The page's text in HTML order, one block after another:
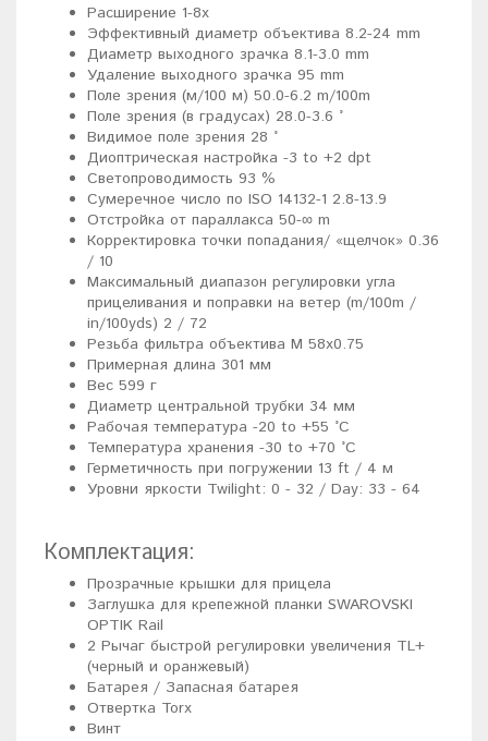
Расширение 1-8x
Эффективный диаметр объектива 8.2-24 mm
Диаметр выходного зрачка 8.1-3.0 mm
Удаление выходного зрачка 95 mm
Поле зрения (м/100 м) 50.0-6.2 m/100m
Поле зрения (в градусах) 28.0-3.6 °
Видимое поле зрения 28 °
Диоптрическая настройка -3 to +2 dpt
Светопроводимость 93 %
Сумеречное число по ISO 14132-1 2.8-13.9
Отстройка от параллакса 50-∞ m
Корректировка точки попадания/ «щелчок» 0.36
/ 10
Максимальный диапазон регулировки угла
прицеливания и поправки на ветер (m/100m /
in/100yds) 2 / 72
Резьба фильтра объектива M 58x0.75
Примерная длина 301 мм
Вес 599 г
Диаметр центральной трубки 34 мм
Рабочая температура -20 to +55 °C
Температура хранения -30 to +70 °C
Герметичность при погружении 13 ft / 4 м
Уровни яркости Twilight: 0 - 32 / Day: 33 - 64
Комплектация:
Прозрачные крышки для прицела
Заглушка для крепежной планки SWAROVSKI
OPTIK Rail
2 Рычаг быстрой регулировки увеличения TL+
(черный и оранжевый)
Батарея / Запасная батарея
Отвертка Torx
Винт